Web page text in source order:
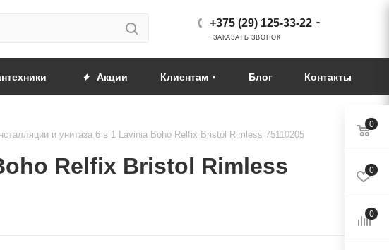
+375 (29) 125-33-22
ЗАКАЗАТЬ ЗВОНОК
Акции Клиентам Блог Контакты
и унитаза 6 в 1 Lavinia Boho Relfix Bristol Rimless 75110205
Relfix Bristol Rimless
0
0
0